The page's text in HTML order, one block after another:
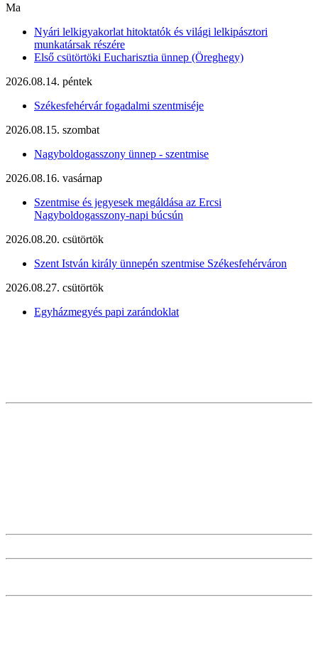
Ma
Nyári lelkigyakorlat hitoktatók és világi lelkipásztori
munkatársak részére
Első csütörtöki Eucharisztia ünnep (Öreghegy)
2026.08.14. péntek
Székesfehérvár fogadalmi szentmiséje
2026.08.15. szombat
Nagyboldogasszony ünnep - szentmise
2026.08.16. vasárnap
Szentmise és jegyesek megáldása az Ercsi
Nagyboldogasszony-napi búcsún
2026.08.20. csütörtök
Szent István király ünnepén szentmise Székesfehérváron
2026.08.27. csütörtök
Egyházmegyés papi zarándoklat